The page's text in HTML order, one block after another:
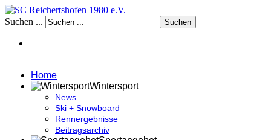
Suchen ... Suchen
Home
Wintersport
News
Ski + Snowboard
Rennergebnisse
Beitragsarchiv